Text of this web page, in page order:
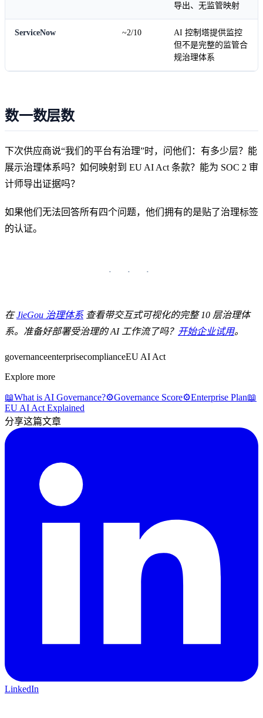
导出、无监管映射
ServiceNow ~2/10
AI 控制塔提供监控
但不是完整的监管合
规治理体系
数一数层数
下次供应商说“我们的平台有治理”时，问他们：有多少层？能
展示治理体系吗？如何映射到 EU AI Act 条款？能为 SOC 2 审
计师导出证据吗？
如果他们无法回答所有四个问题，他们拥有的是贴了治理标签
的认证。
在JieGou 治理体系 查看带交互式可视化的完整 10 层治理体
系。准备好部署受治理的 AI 工作流了吗？ 开始企业试用。
governanceenterprisecomplianceEU AI Act
Explore more
📖What is AI Governance?⚙️Governance Score⚙️Enterprise Plan📖
EU AI Act Explained
分享这篇文章
LinkedIn